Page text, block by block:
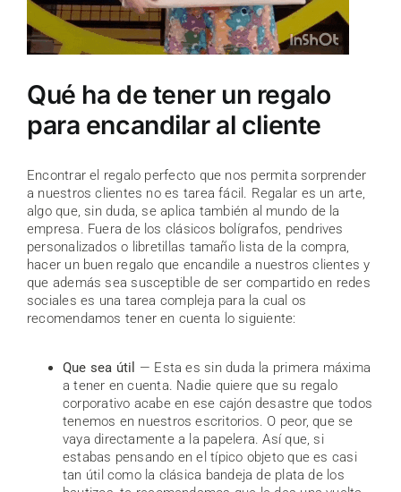
Qué ha de tener un regalo
para encandilar al cliente
Encontrar el regalo perfecto que nos permita sorprender
a nuestros clientes no es tarea fácil. Regalar es un arte,
algo que, sin duda, se aplica también al mundo de la
empresa. Fuera de los clásicos bolígrafos, pendrives
personalizados o libretillas tamaño lista de la compra,
hacer un buen regalo que encandile a nuestros clientes y
que además sea susceptible de ser compartido en redes
sociales es una tarea compleja para la cual os
recomendamos tener en cuenta lo siguiente:
Que sea útil
— Esta es sin duda la primera máxima
a tener en cuenta. Nadie quiere que su regalo
corporativo acabe en ese cajón desastre que todos
tenemos en nuestros escritorios. O peor, que se
vaya directamente a la papelera. Así que, si
estabas pensando en el típico objeto que es casi
tan útil como la clásica bandeja de plata de los